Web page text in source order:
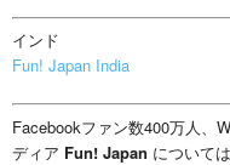
インド
Fun! Japan India
Facebookファン数400万人、
ディア Fun! Japan については